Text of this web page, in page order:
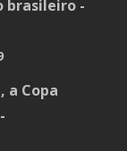
brasileiro -
a Copa